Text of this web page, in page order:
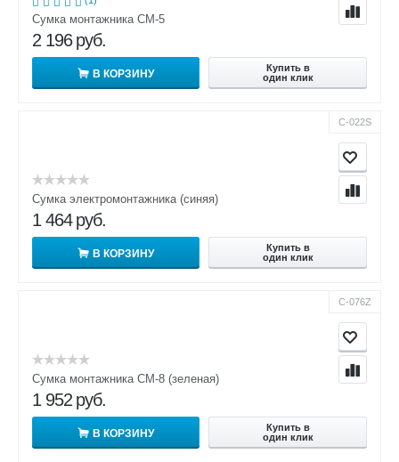
Сумка монтажника СМ-5
2 196 руб.
В КОРЗИНУ
Купить в
один клик
С-022S
Сумка электромонтажника (синяя)
1 464 руб.
В КОРЗИНУ
Купить в
один клик
С-076Z
Сумка монтажника СМ-8 (зеленая)
1 952 руб.
В КОРЗИНУ
Купить в
один клик